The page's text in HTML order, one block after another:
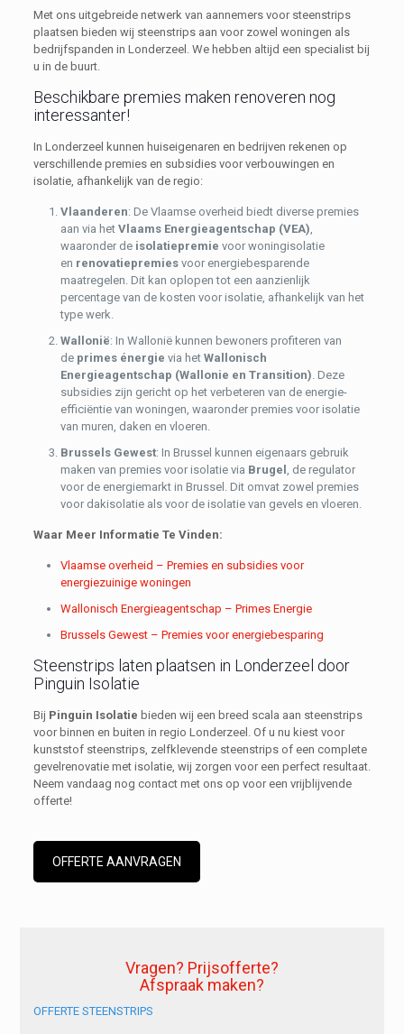
Met ons uitgebreide netwerk van aannemers voor steenstrips
plaatsen bieden wij steenstrips aan voor zowel woningen als
bedrijfspanden in Londerzeel. We hebben altijd een specialist bij
u in de buurt.
Beschikbare premies maken renoveren nog
interessanter!
In Londerzeel kunnen huiseigenaren en bedrijven rekenen op
verschillende premies en subsidies voor verbouwingen en
isolatie, afhankelijk van de regio:
Vlaanderen: De Vlaamse overheid biedt diverse premies
aan via het Vlaams Energieagentschap (VEA),
waaronder de isolatiepremie voor woningisolatie
en renovatiepremiesvoor energiebesparende
maatregelen. Dit kan oplopen tot een aanzienlijk
percentage van de kosten voor isolatie, afhankelijk van het
type werk.
Wallonië: In Wallonië kunnen bewoners profiteren van
de primes énergie via het Wallonisch
Energieagentschap (Wallonie en Transition). Deze
subsidies zijn gericht op het verbeteren van de energie-
efficiëntie van woningen, waaronder premies voor isolatie
van muren, daken en vloeren.
Brussels Gewest: In Brussel kunnen eigenaars gebruik
maken van premies voor isolatie via Brugel , de regulator
voor de energiemarkt in Brussel. Dit omvat zowel premies
voor dakisolatie als voor de isolatie van gevels en vloeren.
Waar Meer Informatie Te Vinden:
Vlaamse overheid – Premies en subsidies voor
energiezuinige woningen
Wallonisch Energieagentschap – Primes Energie
Brussels Gewest – Premies voor energiebesparing
Steenstrips laten plaatsen in Londerzeel door
Pinguin Isolatie
Bij Pinguin Isolatie bieden wij een breed scala aan steenstrips
voor binnen en buiten in regio Londerzeel. Of u nu kiest voor
kunststof steenstrips, zelfklevende steenstrips of een complete
gevelrenovatie met isolatie, wij zorgen voor een perfect resultaat.
Neem vandaag nog contact met ons op voor een vrijblijvende
offerte!
OFFERTE AANVRAGEN
Vragen? Prijsofferte?
Afspraak maken?
OFFERTE STEENSTRIPS